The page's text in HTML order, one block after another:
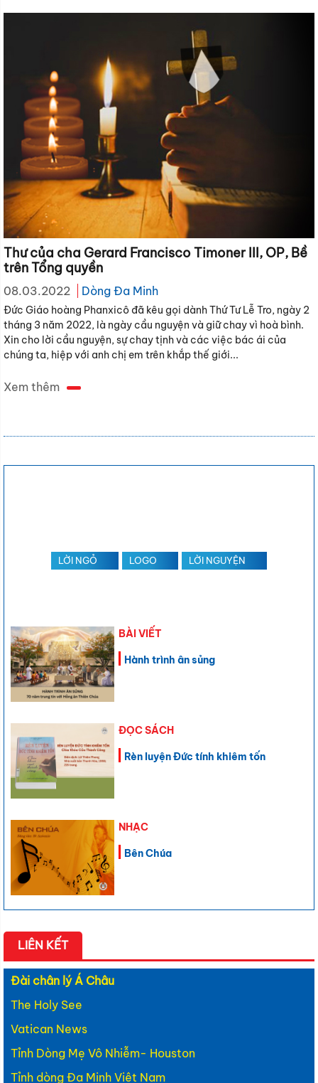
Thư của cha Gerard Francisco Timoner III, OP, Bề
trên Tổng quyền
08.03.2022 Dòng Đa Minh
Đức Giáo hoàng Phanxicô đã kêu gọi dành Thứ Tư Lễ Tro, ngày 2
tháng 3 năm 2022, là ngày cầu nguyện và giữ chay vì hoà bình.
Xin cho lời cầu nguyện, sự chay tịnh và các việc bác ái của
chúng ta, hiệp với anh chị em trên khắp thế giới...
Xem thêm
LỜI NGỎ LOGO LỜI NGUYỆN
BÀI VIẾT
Hành trình ân sủng
ĐỌC SÁCH
Rèn luyện Đức tính khiêm tốn
NHẠC
Bên Chúa
LIÊN KẾT
Đài chân lý Á Châu
The Holy See
Vatican News
Tỉnh Dòng Mẹ Vô Nhiễm- Houston
Tỉnh dòng Đa Minh Việt Nam